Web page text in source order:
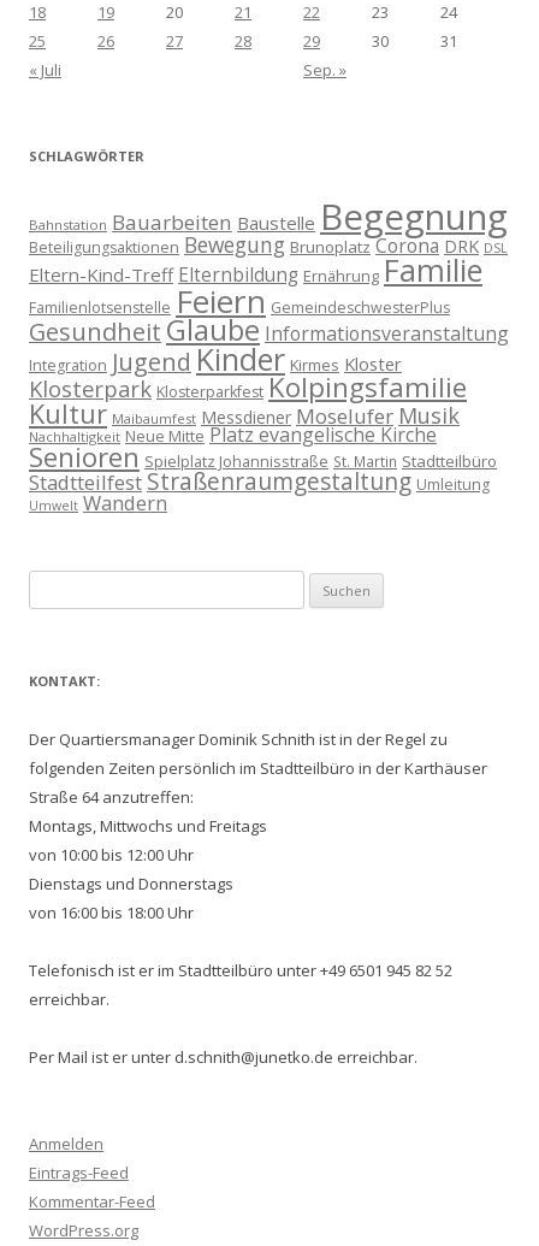
18
19 20 21 22 23
24
25
26 27 28 29 30
31
« Juli
Sep. »
SCHLAGWÖRTER
Bahnstation Bauarbeiten Baustelle Begegnung
Beteiligungsaktionen Bewegung Brunoplatz Corona DRK DSL
Eltern-Kind-Treff Elternbildung Ernährung Familie
Familienlotsenstelle Feiern GemeindeschwesterPlus
Gesundheit Glaube Informationsveranstaltung
Integration Jugend Kinder Kirmes Kloster
Klosterpark Klosterparkfest Kolpingsfamilie
Kultur Maibaumfest Messdiener Moselufer Musik
Nachhaltigkeit Neue Mitte Platz evangelische Kirche
Senioren Spielplatz Johannisstraße St. Martin Stadtteilbüro
Stadtteilfest Straßenraumgestaltung Umleitung
Umwelt Wandern
nach:
KONTAKT:
Der Quartiersmanager Dominik Schnith ist in der Regel zu
folgenden Zeiten persönlich im Stadtteilbüro in der Karthäuser
Straße 64 anzutreffen:
Montags, Mittwochs und Freitags
von 10:00 bis 12:00 Uhr
Dienstags und Donnerstags
von 16:00 bis 18:00 Uhr
Telefonisch ist er im Stadtteilbüro unter +49 6501 945 82 52
erreichbar.
Per Mail ist er unter d.schnith@junetko.de erreichbar.
Anmelden
Eintrags-Feed
Kommentar-Feed
WordPress.org